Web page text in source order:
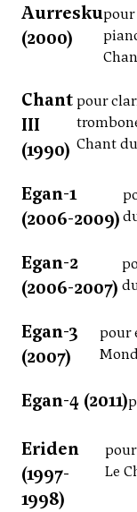
Aurresku
(2000)
pour
Chant
III
(1990)
pour
Chant
Egan-1
(2006-2009)
Egan-2
(2006-2007)
Egan-3
(2007)
pour
Egan-4 (2011)
Eriden
(1997-
1998)
Le